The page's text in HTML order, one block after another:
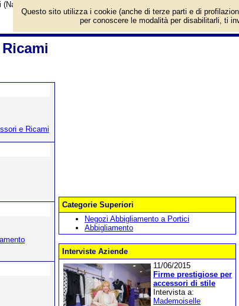
e Ricami
Categorie Superiori
Negozi Abbigliamento a Portici
Abbigliamento
Interviste Aziende
11/06/2015
Firme prestigiose per
accessori di stile
Intervista a:
Mademoiselle
Questo sito utilizza i cookie (anche di terze parti e di
per conoscere le modalità per disabilitarli, ti